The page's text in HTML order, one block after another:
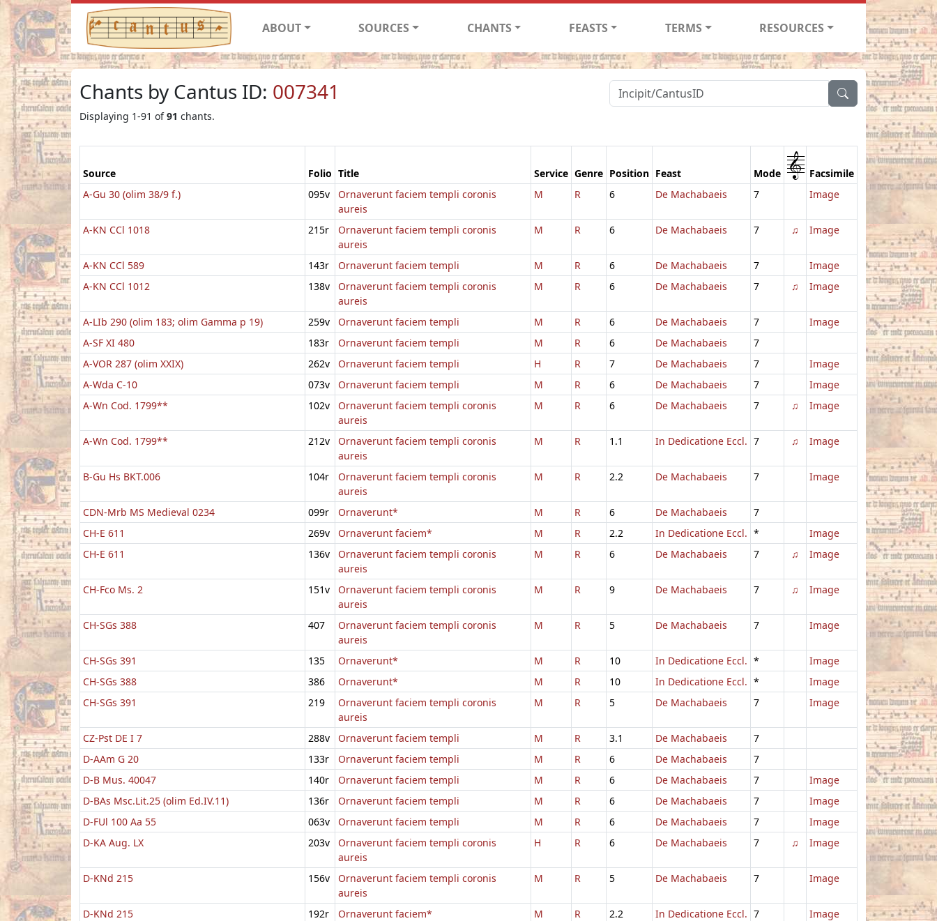
ABOUT SOURCES CHANTS FEASTS TERMS RESOURCES
Chants by Cantus ID: 007341
Displaying 1-91 of91 chants.
Source Folio Title Service Genre Position Feast Mode 1 Facsimile
A-Gu 30 (olim 38/9 f.)
095v
Ornaverunt faciem templi coronis
aureis
M R 6 De Machabaeis 7 Image
A-KN CCl 1018 215r
Ornaverunt faciem templi coronis
aureis
M R 6 De Machabaeis 7 ♫ Image
A-KN CCl 589 143r Ornaverunt faciem templi M R 6 De Machabaeis 7
Image
A-KN CCl 1012
138v
Ornaverunt faciem templi coronis
aureis
M R 6 De Machabaeis 7 ♫ Image
A-LIb 290 (olim 183; olim Gamma p 19) 259v Ornaverunt faciem templi M R 6 De Machabaeis 7
Image
A-SF XI 480
183r Ornaverunt faciem templi M R 6 De Machabaeis
7
A-VOR 287 (olim XXIX)
262v Ornaverunt faciem templi H R 7 De Machabaeis 7
Image
A-Wda C-10
073v Ornaverunt faciem templi M R 6 De Machabaeis 7
Image
A-Wn Cod. 1799**
102v
Ornaverunt faciem templi coronis
aureis
M R 6 De Machabaeis 7 ♫ Image
A-Wn Cod. 1799** 212v
Ornaverunt faciem templi coronis
aureis
M R 1.1 In Dedicatione Eccl. 7 ♫ Image
B-Gu Hs BKT.006 104r
Ornaverunt faciem templi coronis
aureis
M R 2.2 De Machabaeis 7 Image
CDN-Mrb MS Medieval 0234 099r Ornaverunt* M R 6 De Machabaeis
7
CH-E 611
269v Ornaverunt faciem* M R 2.2 In Dedicatione Eccl. *
Image
CH-E 611
136v
Ornaverunt faciem templi coronis
aureis
M R 6 De Machabaeis 7 ♫ Image
CH-Fco Ms. 2 151v
Ornaverunt faciem templi coronis
aureis
M R 9 De Machabaeis 7 ♫ Image
CH-SGs 388 407
Ornaverunt faciem templi coronis
aureis
M R 5 De Machabaeis 7 Image
CH-SGs 391 135 Ornaverunt* M R 10 In Dedicatione Eccl. *
Image
CH-SGs 388
386 Ornaverunt* M R 10 In Dedicatione Eccl. *
Image
CH-SGs 391
219
Ornaverunt faciem templi coronis
aureis
M R 5 De Machabaeis 7 Image
CZ-Pst DE I 7 288v Ornaverunt faciem templi M R 3.1 De Machabaeis
7
D-AAm G 20
133r Ornaverunt faciem templi M R 6 De Machabaeis
7
D-B Mus. 40047
140r Ornaverunt faciem templi M R 6 De Machabaeis 7
Image
D-BAs Msc.Lit.25 (olim Ed.IV.11)
136r Ornaverunt faciem templi M R 6 De Machabaeis 7
Image
D-FUl 100 Aa 55
063v Ornaverunt faciem templi M R 6 De Machabaeis 7
Image
D-KA Aug. LX
203v
Ornaverunt faciem templi coronis
aureis
H R 6 De Machabaeis 7 ♫ Image
D-KNd 215 156v
Ornaverunt faciem templi coronis
aureis
M R 5 De Machabaeis 7 Image
D-KNd 215 192r Ornaverunt faciem* M R 2.2 In Dedicatione Eccl. 7
Image